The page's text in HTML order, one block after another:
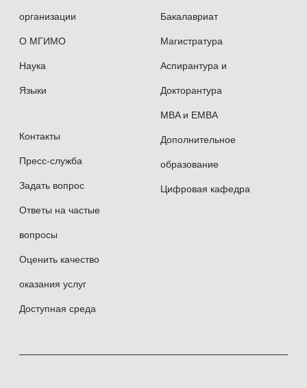
организации
О МГИМО
Наука
Языки
Контакты
Пресс-служба
Задать вопрос
Ответы на частые
вопросы
Оценить качество
оказания услуг
Доступная среда
Бакалавриат
Магистратура
Аспирантура и
Докторантура
MBA и EMBA
Дополнительное
образование
Цифровая кафедра